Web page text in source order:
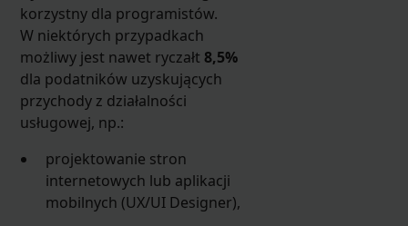
korzystny dla programistów.
W niektórych przypadkach
możliwy jest nawet ryczałt 8,5%
dla podatników uzyskujących
przychody z działalności
usługowej, np.:
projektowanie stron
internetowych lub aplikacji
mobilnych (UX/UI Designer),